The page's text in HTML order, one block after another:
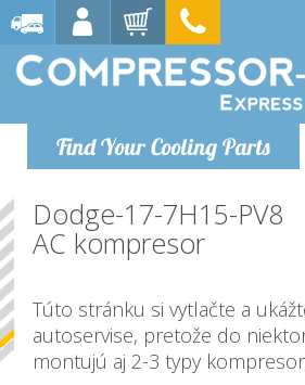
Find Your Cooling Parts
Dodge-17-7H15-PV8
AC kompresor
Túto stránku si vytlačte a
autoservise, pretože do
montujú aj 2-3 typy